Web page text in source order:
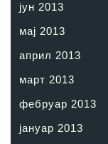
јун 2013
мај 2013
април 2013
март 2013
фебруар 2013
јануар 2013